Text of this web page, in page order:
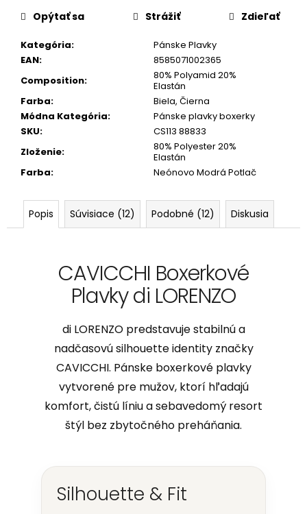
Kategória:
Pánske Plavky
EAN:
8585071002365
Composition:
80% Polyamid 20%
Elastán
Farba:
Biela, Čierna
Módna Kategória:
Pánske plavky boxerky
SKU:
CS113 88833
Zloženie:
80% Polyester 20%
Elastán
Farba: Neónovo Modrá Potlač
Opýtať sa Strážiť Zdieľať
Popis Súvisiace (12) Podobné (12) Diskusia
CAVICCHI Boxerkové
Plavky di LORENZO
di LORENZO predstavuje stabilnú a
nadčasovú silhouette identity značky
CAVICCHI. Pánske boxerkové plavky
vytvorené pre mužov, ktorí hľadajú
komfort, čistú líniu a sebavedomý resort
štýl bez zbytočného preháňania.
Silhouette & Fit